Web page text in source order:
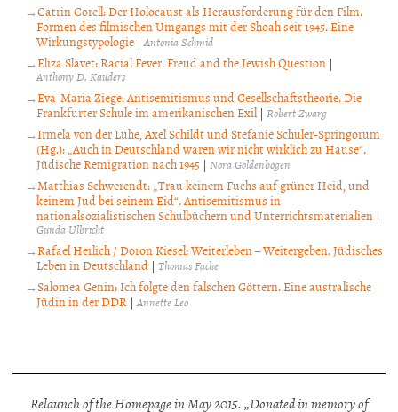
Catrin Corell: Der Holocaust als Herausforderung für den Film.
Formen des filmischen Umgangs mit der Shoah seit 1945. Eine
Wirkungstypologie |Antonia Schmid
Eliza Slavet: Racial Fever. Freud and the Jewish Question |
Anthony D. Kauders
Eva-Maria Ziege: Antisemitismus und Gesellschaftstheorie. Die
Frankfurter Schule im amerikanischen Exil| Robert Zwarg
Irmela von der Lühe, Axel Schildt und Stefanie Schüler-Springorum
(Hg.): „Auch in Deutschland waren wir nicht wirklich zu Hause“.
Jüdische Remigration nach 1945 | Nora Goldenbogen
Matthias Schwerendt: „Trau keinem Fuchs auf grüner Heid, und
keinem Jud bei seinem Eid“. Antisemitismus in
nationalsozialistischen Schulbüchern und Unterrichtsmaterialien |
Gunda Ulbricht
Rafael Herlich / Doron Kiesel: Weiterleben – Weitergeben. Jüdisches
Leben in Deutschland | Thomas Fache
Salomea Genin: Ich folgte den falschen Göttern. Eine australische
Jüdin in der DDR |Annette Leo
Relaunch of the Homepage in May 2015. „Donated in memory of